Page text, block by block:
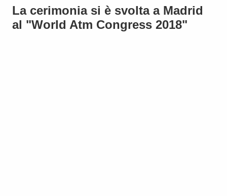
La cerimonia si è svolta a Madrid
al "World Atm Congress 2018"